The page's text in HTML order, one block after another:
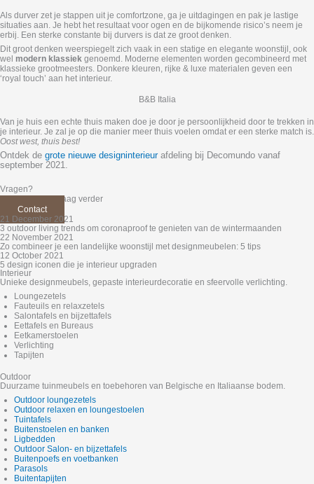
Als durver zet je stappen uit je comfortzone, ga je uitdagingen en pak je lastige
situaties aan. Je hebt het resultaat voor ogen en de bijkomende risico’s neem je
erbij. Een sterke constante bij durvers is dat ze groot denken.
Dit groot denken weerspiegelt zich vaak in een statige en elegante woonstijl, ook
wel modern klassiek genoemd. Moderne elementen worden gecombineerd met
klassieke grootmeesters. Donkere kleuren, rijke & luxe materialen geven een
‘royal touch’ aan het interieur.
B&B Italia
Van je huis een echte thuis maken doe je door je persoonlijkheid door te trekken in
je interieur. Je zal je op die manier meer thuis voelen omdat er een sterke match is.
Oost west, thuis best!
Ontdek de grote nieuwe designinterieurafdeling bij Decomundo vanaf
september 2021.
Vragen?
Kevin helpt je graag verder
Contact
21 December 2021
3 outdoor living trends om coronaproof te genieten van de wintermaanden
22 November 2021
Zo combineer je een landelijke woonstijl met designmeubelen: 5 tips
12 October 2021
5 design iconen die je interieur upgraden
Interieur
Unieke designmeubels, gepaste interieurdecoratie en sfeervolle verlichting.
Loungezetels
Fauteuils en relaxzetels
Salontafels en bijzettafels
Eettafels en Bureaus
Eetkamerstoelen
Verlichting
Tapijten
Outdoor
Duurzame tuinmeubels en toebehoren van Belgische en Italiaanse bodem.
Outdoor loungezetels
Outdoor relaxen en loungestoelen
Tuintafels
Buitenstoelen en banken
Ligbedden
Outdoor Salon- en bijzettafels
Buitenpoefs en voetbanken
Parasols
Buitentapijten